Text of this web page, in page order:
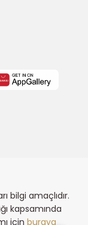
bilgi amaçlıdır.
kapsamında
için buraya